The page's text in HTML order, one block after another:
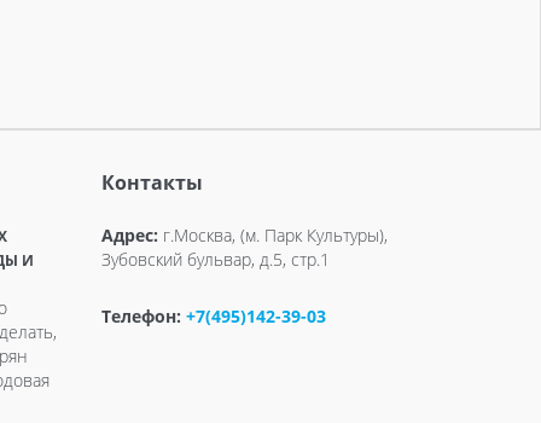
И
Контакты
Адрес: г.Москва, (м. Парк Культуры),
Зубовский бульвар, д.5, стр.1
Телефон: +7(495)142-39-03